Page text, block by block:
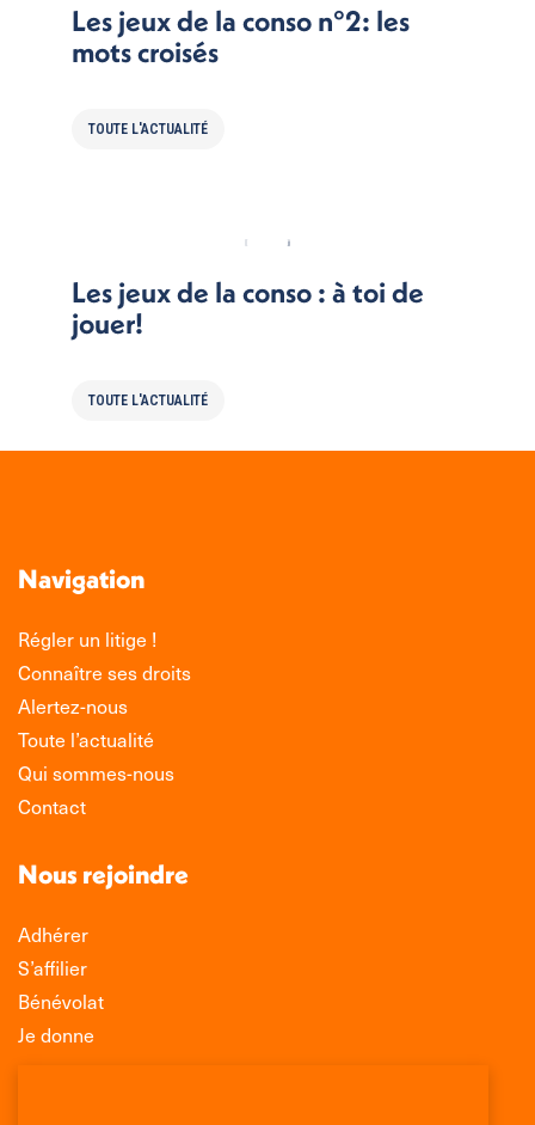
Les jeux de la conso n°2: les
mots croisés
TOUTE L'ACTUALITÉ
Les jeux de la conso : à toi de
jouer!
TOUTE L'ACTUALITÉ
Navigation
Régler un litige !
Connaître ses droits
Alertez-nous
Toute l’actualité
Qui sommes-nous
Contact
Nous rejoindre
Adhérer
S’affilier
Bénévolat
Je donne